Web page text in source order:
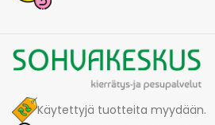
Käytettyjä tuotteita myydään.